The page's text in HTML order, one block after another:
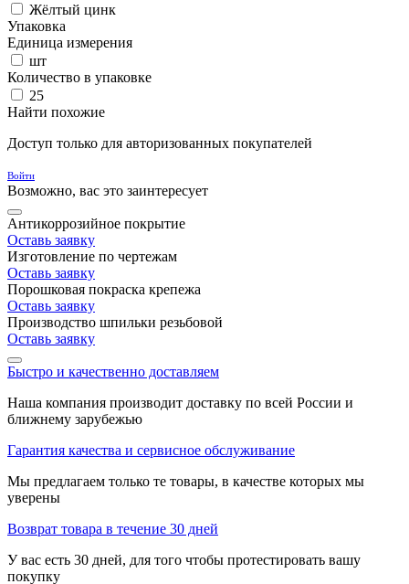
Жёлтый цинк
Упаковка
Единица измерения
шт
Количество в упаковке
25
Найти похожие
Доступ только для авторизованных покупателей
Войти
Возможно, вас это заинтересует
Антикоррозийное покрытие
Оставь заявку
Изготовление по чертежам
Оставь заявку
Порошковая покраска крепежа
Оставь заявку
Производство шпильки резьбовой
Оставь заявку
Быстро и качественно доставляем
Наша компания производит доставку по всей России и
ближнему зарубежью
Гарантия качества и сервисное обслуживание
Мы предлагаем только те товары, в качестве которых мы
уверены
Возврат товара в течение 30 дней
У вас есть 30 дней, для того чтобы протестировать вашу
покупку